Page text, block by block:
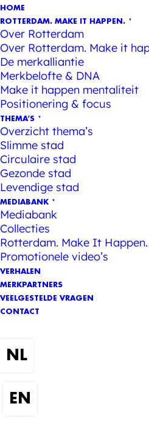
HOME
ROTTERDAM. MAKE IT HAPPEN.
Over Rotterdam
Over Rotterdam. Make it
De merkalliantie
Merkbelofte & DNA
Make it happen mentaliteit
Positionering & focus
THEMA’S
Overzicht thema’s
Slimme stad
Circulaire stad
Gezonde stad
Levendige stad
MEDIABANK
Mediabank
Collecties
Rotterdam. Make It
Promotionele video’s
VERHALEN
MERKPARTNERS
VEELGESTELDE VRAGEN
CONTACT